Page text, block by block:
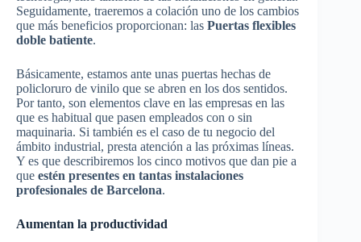
Seguidamente, traeremos a colación uno de los cambios
que más beneficios proporcionan: las Puertas flexibles
doble batiente.
Básicamente, estamos ante unas puertas hechas de
policloruro de vinilo que se abren en los dos sentidos.
Por tanto, son elementos clave en las empresas en las
que es habitual que pasen empleados con o sin
maquinaria. Si también es el caso de tu negocio del
ámbito industrial, presta atención a las próximas líneas.
Y es que describiremos los cinco motivos que dan pie a
que estén presentes en tantas instalaciones
profesionales de Barcelona.
Aumentan la productividad